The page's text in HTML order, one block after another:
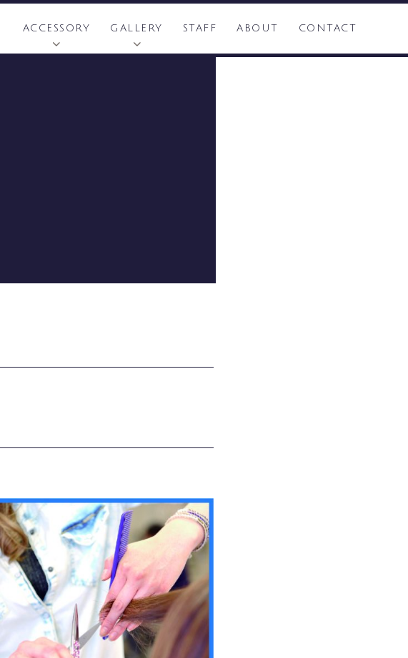
ACCESSORY GALLERY STAFF ABOUT CONTACT